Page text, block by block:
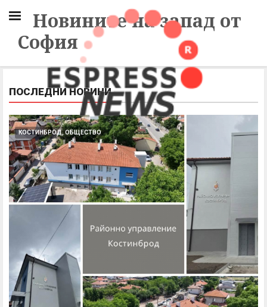
Новините на запад от
София
ПОСЛЕДНИ НОВИНИ
КОСТИНБРОД, ОБЩЕСТВО